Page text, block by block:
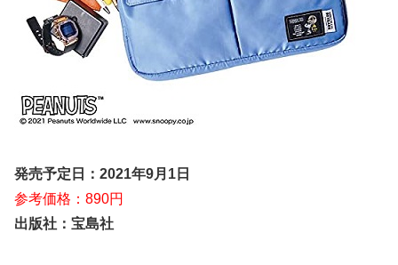
発売予定日：2021年9月1日
参考価格：890円
出版社：宝島社